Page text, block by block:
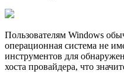
Пользователям Windows
операционная система не
инструментов для
хоста провайдера, что